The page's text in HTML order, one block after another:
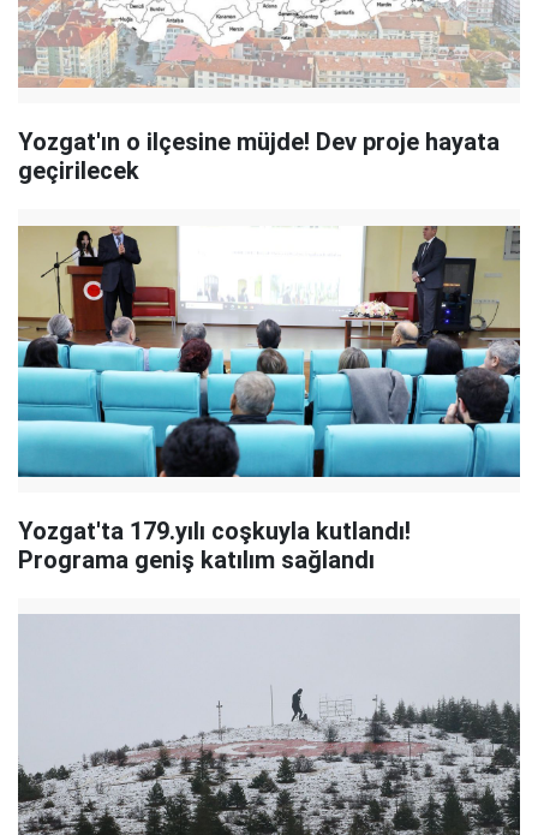
Yozgat'ın o ilçesine müjde! Dev proje hayata
geçirilecek
Yozgat'ta 179.yılı coşkuyla kutlandı!
Programa geniş katılım sağlandı